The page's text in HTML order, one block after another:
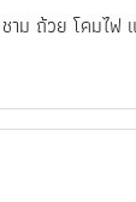
ชาม ถ้วย โคม